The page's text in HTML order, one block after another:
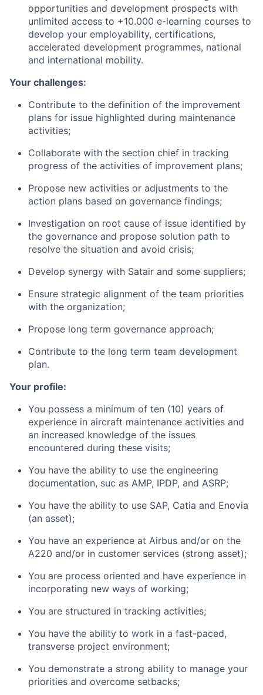
opportunities and development prospects with
unlimited access to +10.000 e-learning courses to
develop your employability, certifications,
accelerated development programmes, national
and international mobility.
Your challenges:
Contribute to the definition of the improvement
plans for issue highlighted during maintenance
activities;
Collaborate with the section chief in tracking
progress of the activities of improvement plans;
Propose new activities or adjustments to the
action plans based on governance findings;
Investigation on root cause of issue identified by
the governance and propose solution path to
resolve the situation and avoid crisis;
Develop synergy with Satair and some suppliers;
Ensure strategic alignment of the team priorities
with the organization;
Propose long term governance approach;
Contribute to the long term team development
plan.
Your profile:
You possess a minimum of ten (10) years of
experience in aircraft maintenance activities and
an increased knowledge of the issues
encountered during these visits;
You have the ability to use the engineering
documentation, suc as AMP, IPDP, and ASRP;
You have the ability to use SAP, Catia and Enovia
(an asset);
You have an experience at Airbus and/or on the
A220 and/or in customer services (strong asset);
You are process oriented and have experience in
incorporating new ways of working;
You are structured in tracking activities;
You have the ability to work in a fast-paced,
transverse project environment;
You demonstrate a strong ability to manage your
priorities and overcome setbacks;